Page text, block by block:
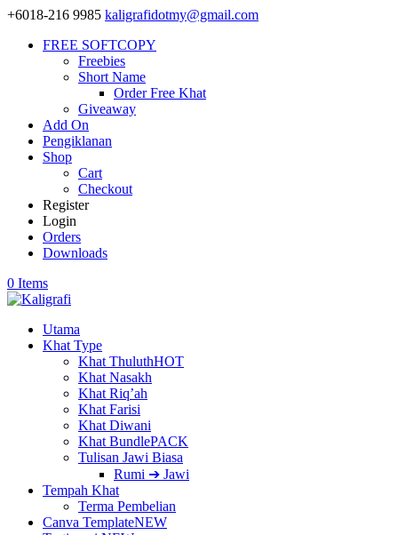
+6018-216 9985 kaligrafidotmy@gmail.com
FREE SOFTCOPY
Freebies
Short Name
Order Free Khat
Giveaway
Add On
Pengiklanan
Shop
Cart
Checkout
Register
Login
Orders
Downloads
0 Items
Utama
Khat Type
Khat ThuluthHOT
Khat Nasakh
Khat Riq’ah
Khat Farisi
Khat Diwani
Khat BundlePACK
Tulisan Jawi Biasa
Rumi ➔ Jawi
Tempah Khat
Terma Pembelian
Canva TemplateNEW